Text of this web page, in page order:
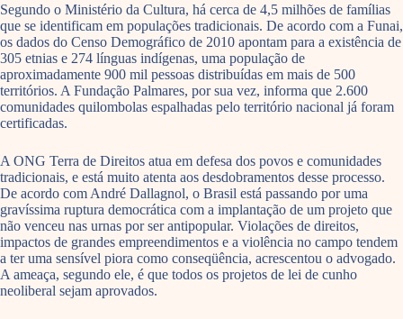
Segundo o Ministério da Cultura, há cerca de 4,5 milhões de famílias
que se identificam em populações tradicionais. De acordo com a Funai,
os dados do Censo Demográfico de 2010 apontam para a existência de
305 etnias e 274 línguas indígenas, uma população de
aproximadamente 900 mil pessoas distribuídas em mais de 500
territórios. A Fundação Palmares, por sua vez, informa que 2.600
comunidades quilombolas espalhadas pelo território nacional já foram
certificadas.
A ONG Terra de Direitos atua em defesa dos povos e comunidades
tradicionais, e está muito atenta aos desdobramentos desse processo.
De acordo com André Dallagnol, o Brasil está passando por uma
gravíssima ruptura democrática com a implantação de um projeto que
não venceu nas urnas por ser antipopular. Violações de direitos,
impactos de grandes empreendimentos e a violência no campo tendem
a ter uma sensível piora como conseqüência, acrescentou o advogado.
A ameaça, segundo ele, é que todos os projetos de lei de cunho
neoliberal sejam aprovados.